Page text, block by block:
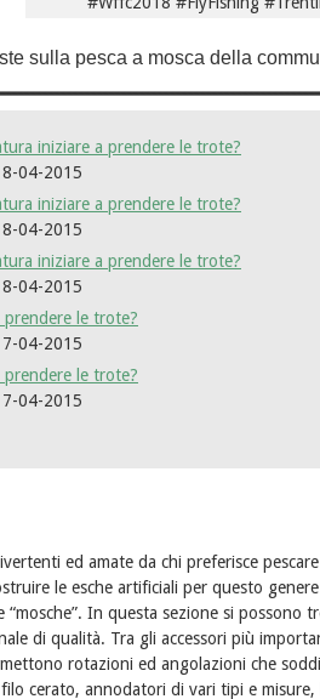
sulla pesca a mosca della
iniziare a prendere le trote?
04-2015
iniziare a prendere le trote?
04-2015
iniziare a prendere le trote?
04-2015
le trote?
04-2015
le trote?
04-2015
ed amate da chi preferisce
le esche artificiali per questo
“mosche”. In questa sezione si possono
di qualità. Tra gli accessori più
rotazioni ed angolazioni che
cerato, annodatori di vari tipi e